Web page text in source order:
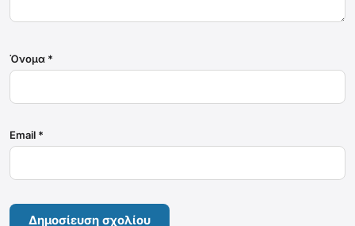
Όνομα *
Email *